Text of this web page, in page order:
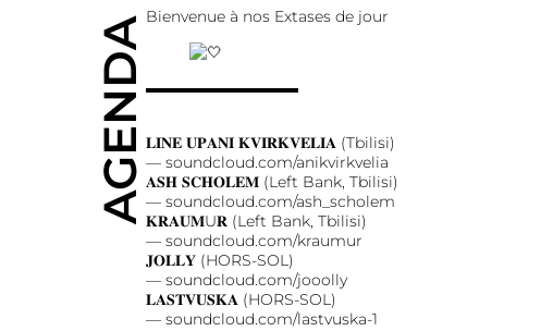
Bienvenue à nos Extases de jour
▬▬▬▬▬▬▬▬▬▬
𝐋𝐈𝐍𝐄 𝐔𝐏𝐀𝐍𝐈 𝐊𝐕𝐈𝐑𝐊𝐕𝐄𝐋𝐈𝐀 (Tbilisi)
— soundcloud.com/anikvirkvelia
𝐀𝐒𝐇 𝐒𝐂𝐇𝐎𝐋𝐄𝐌 (Left Bank, Tbilisi)
— soundcloud.com/ash_scholem
𝐊𝐑𝐀𝐔𝐌U𝐑 (Left Bank, Tbilisi)
— soundcloud.com/kraumur
𝐉𝐎𝐋𝐋𝐘 (HORS-SOL)
— soundcloud.com/jooolly
𝐋𝐀𝐒𝐓𝐕𝐔𝐒𝐊𝐀 (HORS-SOL)
— soundcloud.com/lastvuska-1
AGENDA